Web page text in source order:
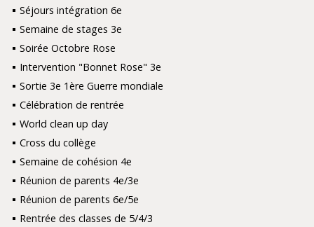
Séjours intégration 6e
Semaine de stages 3e
Soirée Octobre Rose
Intervention "Bonnet Rose" 3e
Sortie 3e 1ère Guerre mondiale
Célébration de rentrée
World clean up day
Cross du collège
Semaine de cohésion 4e
Réunion de parents 4e/3e
Réunion de parents 6e/5e
Rentrée des classes de 5/4/3